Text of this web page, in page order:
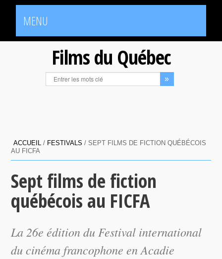
MENU
Films du Québec
ACCUEIL / FESTIVALS /SEPT FILMS DE FICTION QUÉBÉCOIS
AU FICFA
Sept films de fiction
québécois au FICFA
La 26e édition du Festival international
du cinéma francophone en Acadie